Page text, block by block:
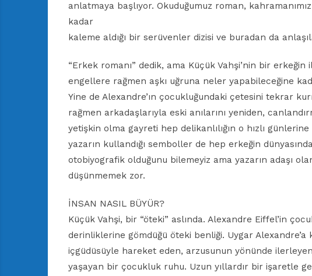
anlatmaya başlıyor. Okuduğumuz roman,
kadar
kaleme aldığı bir serüvenler dizisi ve buradan da
“Erkek romanı” dedik, ama Küçük Vahşi’nin bir
engellere rağmen aşkı uğruna neler yapabileceğine
Yine de Alexandre’ın çocukluğundaki çetesini tekrar
rağmen arkadaşlarıyla eski anılarını yeniden,
yetişkin olma gayreti hep delikanlılığın o hızlı
yazarın kullandığı semboller de hep erkeğin
otobiyografik olduğunu bilemeyiz ama yazarın adaşı
düşünmemek zor.
İNSAN NASIL BÜYÜR?
Küçük Vahşi, bir “öteki” aslında. Alexandre Eiffel’in
derinliklerine gömdüğü öteki benliği. Uygar
içgüdüsüyle hareket eden, arzusunun yönünde
yaşayan bir çocukluk ruhu. Uzun yıllardır bir işaretle